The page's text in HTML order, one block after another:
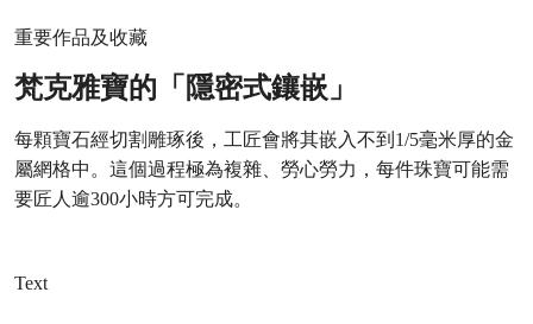
重要作品及收藏
梵克雅寶的「隱密式鑲嵌」
每顆寶石經切割雕琢後，工匠會將其嵌入不到1/5毫米厚的金
屬網格中。這個過程極為複雜、勞心勞力，每件珠寶可能需
要匠人逾300小時方可完成。
Text